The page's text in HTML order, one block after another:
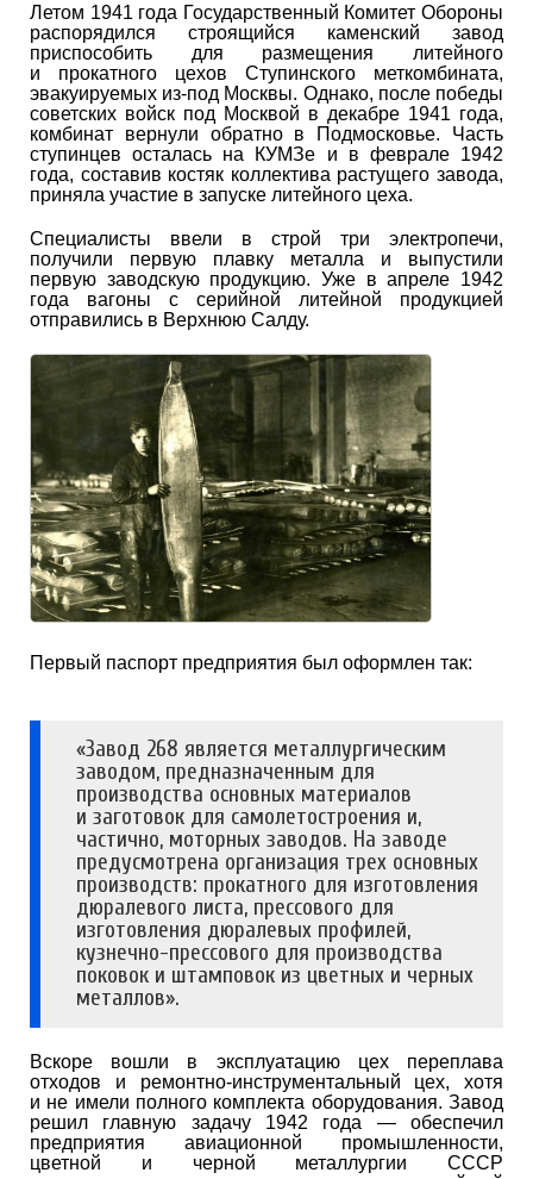
Летом 1941 года Государственный Комитет Обороны
распорядился строящийся каменский завод
приспособить для размещения литейного
и прокатного цехов Ступинского меткомбината,
эвакуируемых из-под Москвы. Однако, после победы
советских войск под Москвой в декабре 1941 года,
комбинат вернули обратно в Подмосковье. Часть
ступинцев осталась на КУМЗе и в феврале 1942
года, составив костяк коллектива растущего завода,
приняла участие в запуске литейного цеха.
Специалисты ввели в строй три электропечи,
получили первую плавку металла и выпустили
первую заводскую продукцию. Уже в апреле 1942
года вагоны с серийной литейной продукцией
отправились в Верхнюю Салду.
Первый паспорт предприятия был оформлен так:
«Завод 268 является металлургическим
заводом, предназначенным для
производства основных материалов
и заготовок для самолетостроения и,
частично, моторных заводов. На заводе
предусмотрена организация трех основных
производств: прокатного для изготовления
дюралевого листа, прессового для
изготовления дюралевых профилей,
кузнечно-прессового для производства
поковок и штамповок из цветных и черных
металлов».
Вскоре вошли в эксплуатацию цех переплава
отходов и ремонтно-инструментальный цех, хотя
и не имели полного комплекта оборудования. Завод
решил главную задачу 1942 года — обеспечил
предприятия авиационной промышленности,
цветной и черной металлургии СССР